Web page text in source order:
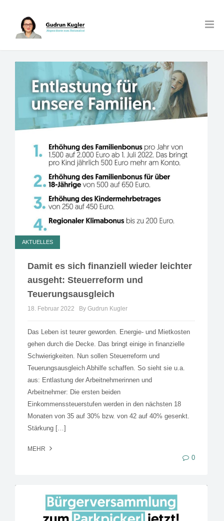
AKTUELLES
Damit es sich finanziell wieder leichter
ausgeht: Steuerreform und
Teuerungsausgleich
18. Februar 2022 By Gudrun Kugler
Das Leben ist teurer geworden. Energie- und Mietkosten
gehen durch die Decke. Das bringt einige in finanzielle
Schwierigkeiten. Nun sollen Steuerreform und
Teuerungsausgleich Abhilfe schaffen. So sieht sie u.a.
aus: Entlastung der Arbeitnehmerinnen und
Arbeitnehmer: Die ersten beiden
Einkommenssteuerstufen werden in den nächsten 18
Monaten von 35 auf 30% bzw. von 42 auf 40% gesenkt.
Stärkung […]
MEHR
0